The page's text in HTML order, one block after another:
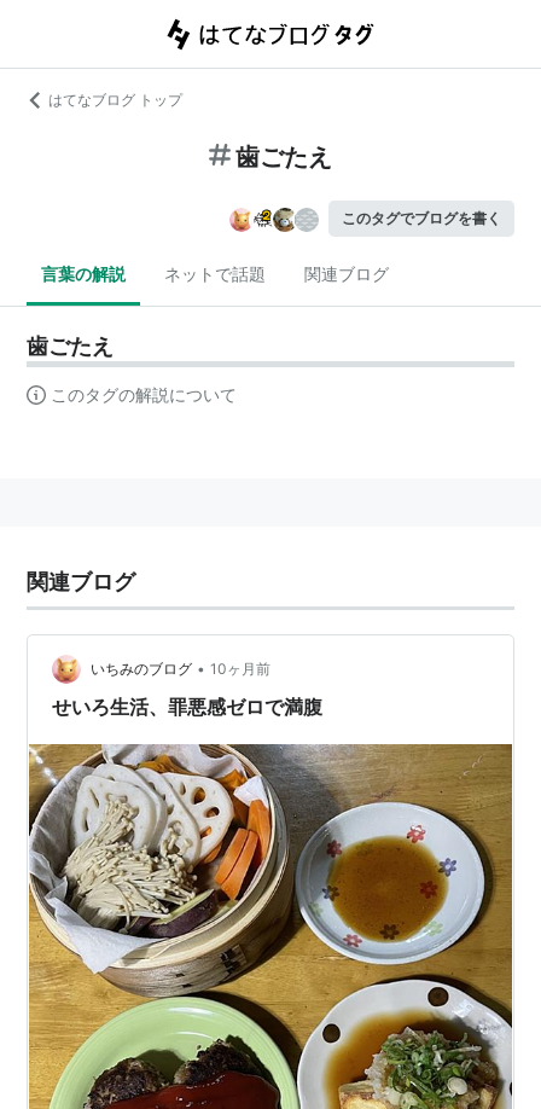
はてなブログ トップ
歯ごたえ
このタグでブログを書く
言葉の解説 ネットで話題 関連ブログ
歯ごたえ
このタグの解説について
関連ブログ
いちみのブログ • 10ヶ月前
せいろ生活、罪悪感ゼロで満腹